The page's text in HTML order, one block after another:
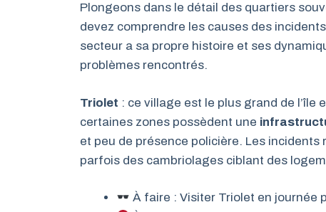
Plongeons dans le détail des quartiers
devez comprendre les causes des
secteur a sa propre histoire et ses
problèmes rencontrés.
Triolet : ce village est le plus grand de
certaines zones possèdent une
et peu de présence policière. Les
parfois des cambriolages ciblant des
À faire : Visiter Triolet en journée